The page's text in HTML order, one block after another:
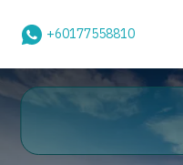
+60177558810